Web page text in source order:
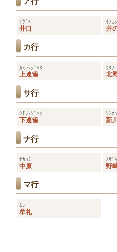
ｲｸﾞﾁ
井口
ｲﾉｶ
井
カ行
ｶﾐﾚﾝｼﾞｬｸ
上連雀
ｷﾀﾉ
北
サ行
ｼﾓﾚﾝｼﾞｬｸ
下連雀
ｼﾝｶﾜ
新
ナ行
ﾅｶﾊﾗ
中原
ﾉｻﾞｷ
野
マ行
ﾑﾚ
牟礼